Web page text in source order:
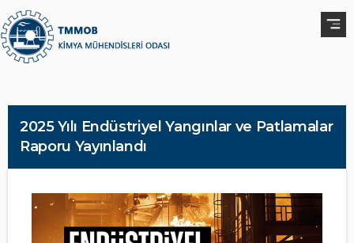
2025 Yılı Endüstriyel Yangınlar ve Patlamalar
Raporu Yayınlandı